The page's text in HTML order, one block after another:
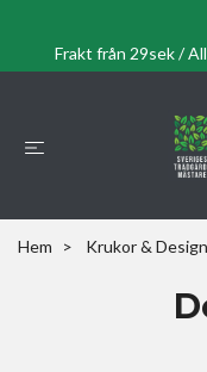
Frakt från 29sek /
Hem Krukor & Design